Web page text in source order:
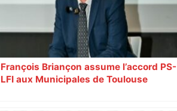
François Briançon assume l’accord PS-
LFI aux Municipales de Toulouse